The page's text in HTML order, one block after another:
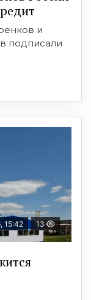
и
подписали
15:42 13